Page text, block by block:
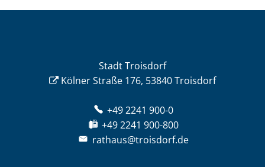
Stadt Troisdorf
Kölner Straße 176, 53840 Troisdorf
+49 2241 900-0
+49 2241 900-800
rathaus@troisdorf.de